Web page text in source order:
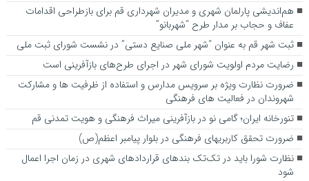
هم‌اندیشی پارلمان شهری و مدیران شهرداری قم برای بازطراحی اقدامات
عفاف و حجاب بر مدار طرح “شهربانو”
ثبت شهر قم به عنوان “شهر ملی صنایع دستی” در نشست شورای ثبت ملی
رضایت مردم اولویت شورای شهر در اجرای طرح‌های بازآفرینی است
ضرورت نظارت ویژه بر سرویس مدارس و استفاده از ظرفیت ها و مشارکت
شهروندان در فعالیت های فرهنگی
تنورخانه ایران؛ گامی نو در بازآفرینی میراث فرهنگی و هویت تمدنی قم
ضرورت تحقق کاربری­های فرهنگی در بلوار پیامبر اعظم(ص)
نظارت شورا باید در تک‌تک بندهای قراردادهای شهری در زمان اجرا اعمال
شود